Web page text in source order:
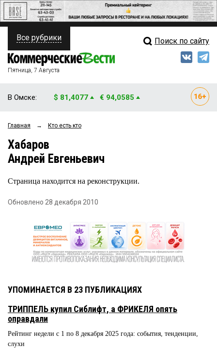
ПОЛИТИКА
ФИНАНСЫ
ОБЩЕСТВО
ЗАКОН
Свежий выпуск
Все рубрики Поиск по сайту
Пятница, 7 Августа
В Омске: $ 81,4077 € 94,0585
Главная → Кто есть кто
Хабаров
Андрей Евгеньевич
Страница находится на реконструкции.
Обновлено 28 декабря 2010
УПОМИНАЕТСЯ В 23 ПУБЛИКАЦИЯХ
ТРИППЕЛЬ купил Сиблифт, а ФРИКЕЛЯ опять
оправдали
Рейтинг недели с 1 по 8 декабря 2025 года: события, тенденции,
слухи